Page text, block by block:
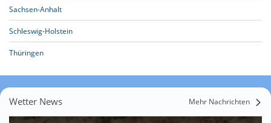
Sachsen-Anhalt
Schleswig-Holstein
Thüringen
Wetter News Mehr Nachrichten